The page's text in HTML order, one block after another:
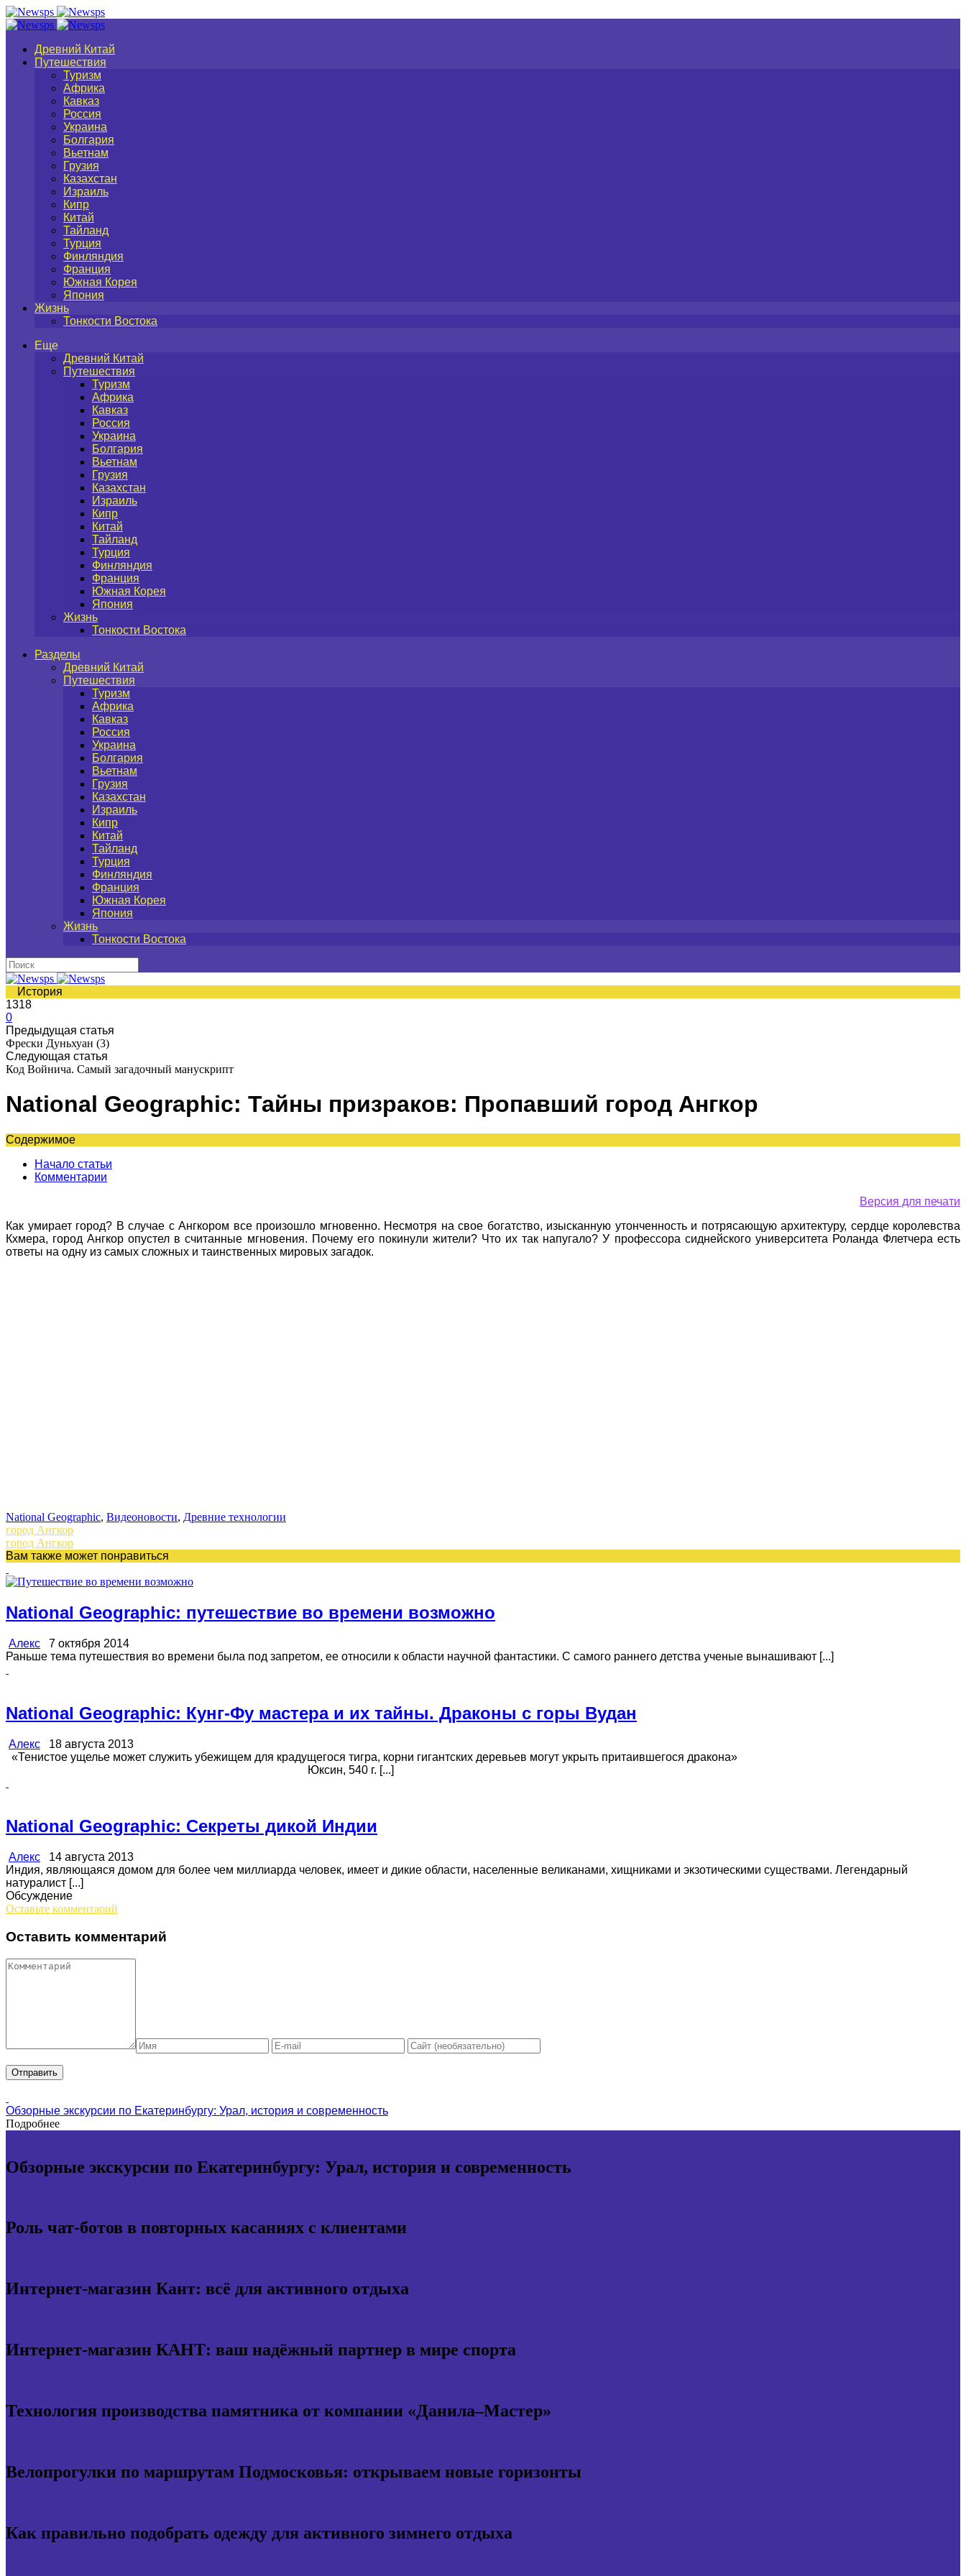
Древний Китай
Путешествия
Туризм
Африка
Кавказ
Россия
Украина
Болгария
Вьетнам
Грузия
Казахстан
Израиль
Кипр
Китай
Тайланд
Турция
Финляндия
Франция
Южная Корея
Япония
Жизнь
Тонкости Востока
Еще
Древний Китай
Путешествия
Туризм
Африка
Кавказ
Россия
Украина
Болгария
Вьетнам
Грузия
Казахстан
Израиль
Кипр
Китай
Тайланд
Турция
Финляндия
Франция
Южная Корея
Япония
Жизнь
Тонкости Востока
Разделы
Древний Китай
Путешествия
Туризм
Африка
Кавказ
Россия
Украина
Болгария
Вьетнам
Грузия
Казахстан
Израиль
Кипр
Китай
Тайланд
Турция
Финляндия
Франция
Южная Корея
Япония
Жизнь
Тонкости Востока
История
1318
0
Предыдущая статья
Фрески Дуньхуан (3)
Следующая статья
Код Войнича. Самый загадочный манускрипт
National Geographic: Тайны призраков: Пропавший город Ангкор
Содержимое
Начало статьи
Комментарии
Версия для печати
Как умирает город? В случае с Ангкором все произошло мгновенно. Несмотря на свое богатство, изысканную утонченность и потрясающую архитектуру, сердце королевства
Кхмера, город Ангкор опустел в считанные мгновения. Почему его покинули жители? Что их так напугало? У профессора сиднейского университета Роланда Флетчера есть
ответы на одну из самых сложных и таинственных мировых загадок.
National Geographic, Видеоновости, Древние технологии
город Ангкор
город Ангкор
Вам также может понравиться
National Geographic: путешествие во времени возможно
Алекс 7 октября 2014
Раньше тема путешествия во времени была под запретом, ее относили к области научной фантастики. С самого раннего детства ученые вынашивают [...]
National Geographic: Кунг-Фу мастера и их тайны. Драконы с горы Вудан
Алекс 18 августа 2013
«Тенистое ущелье может служить убежищем для крадущегося тигра, корни гигантских деревьев могут укрыть притаившегося дракона»
Юксин, 540 г. [...]
National Geographic: Секреты дикой Индии
Алекс 14 августа 2013
Индия, являющаяся домом для более чем миллиарда человек, имеет и дикие области, населенные великанами, хищниками и экзотическими существами. Легендарный
натуралист [...]
Обсуждение
Оставьте комментарий
Оставить комментарий
Обзорные экскурсии по Екатеринбургу: Урал, история и современность
Подробнее
Обзорные экскурсии по Екатеринбургу: Урал, история и современность
Роль чат-ботов в повторных касаниях с клиентами
Интернет-магазин Кант: всё для активного отдыха
Интернет-магазин КАНТ: ваш надёжный партнер в мире спорта
Технология производства памятника от компании «Данила–Мастер»
Велопрогулки по маршрутам Подмосковья: открываем новые горизонты
Как правильно подобрать одежду для активного зимнего отдыха